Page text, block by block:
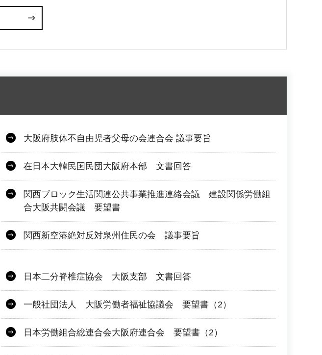
大阪府肢体不自由児者父母の会連合会 議事要旨
在日本大韓民国民団大阪府本部 文書回答
関西ブロック生活関連公共事業推進連絡会議 建設関係労働組
合大阪共闘会議 要望書
関西新空港絶対反対泉州住民の会 議事要旨
日本二分脊椎症協会 大阪支部 文書回答
一般社団法人 大阪労働者福祉協議会 要望書（2）
日本労働組合総連合会大阪府連合会 要望書（2）